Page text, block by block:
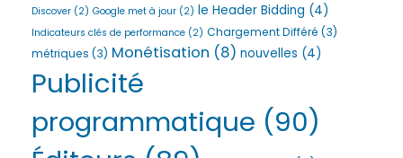
Discover (2) Google met à jour (2) le Header Bidding (4)
Indicateurs clés de performance (2) Chargement Différé (3)
métriques (3) Monétisation (8) nouvelles (4)
Publicité
programmatique (90)